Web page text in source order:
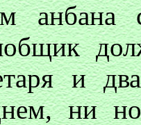
анбана
и
ни